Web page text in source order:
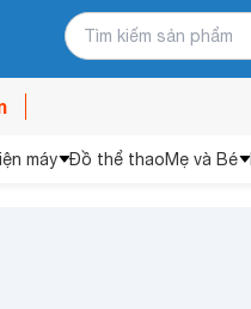
máy Đồ thể thaoMẹ và Bé